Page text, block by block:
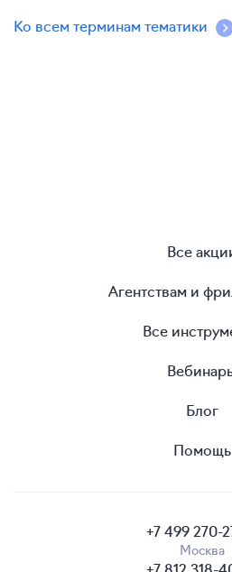
Ко всем терминам тематики
Все
Агентствам и
Все
Блог
Помощь
+7 499 270-
Москва